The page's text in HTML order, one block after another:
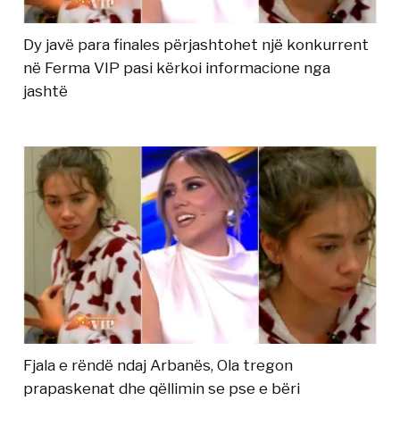
Dy javë para finales përjashtohet një konkurrent
në Ferma VIP pasi kërkoi informacione nga
jashtë
Fjala e rëndë ndaj Arbanës, Ola tregon
prapaskenat dhe qëllimin se pse e bëri